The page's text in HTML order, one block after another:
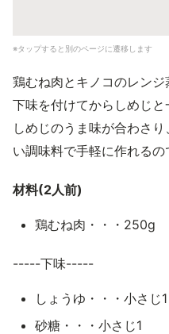
※タップすると別のページに遷移します
鶏むね肉とキノコのレン
下味を付けてからしめじ
しめじのうま味が合わさ
い調味料で手軽に作れるの
材料(2人前)
鶏むね肉・・・250g
-----下味-----
しょうゆ・・・小さじ1
砂糖・・・小さじ1